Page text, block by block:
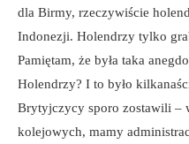
dla Birmy, rzeczywiście
Indonezji. Holendrzy tylko
Pamiętam, że była taka
Holendrzy? I to było
Brytyjczycy sporo zostawili –
kolejowych, mamy